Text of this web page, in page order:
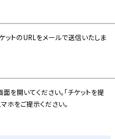
ットのURLをメールで送信いたしま
を開いてください。「チケットを提
ホをご提示ください。